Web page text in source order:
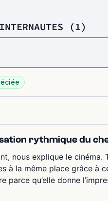
(1)
rythmique du
nous explique le
à la même place grâce à
parce qu’elle donne